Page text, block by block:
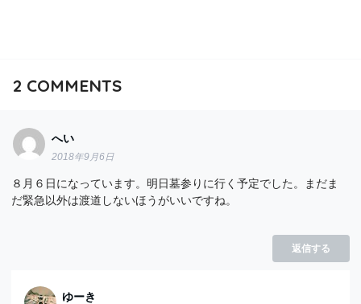
2 COMMENTS
へい
2018年9月6日
８月６日になっています。明日墓参りに行く予定でした。まだま
だ緊急以外は渡道しないほうがいいですね。
返信する
ゆーき